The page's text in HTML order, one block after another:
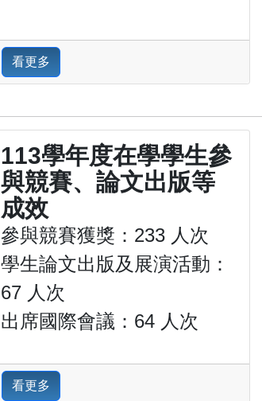
看更多
113學年度在學學生參
與競賽、論文出版等
成效
參與競賽獲獎：233 人次
學生論文出版及展演活動：
67 人次
出席國際會議：64 人次
看更多